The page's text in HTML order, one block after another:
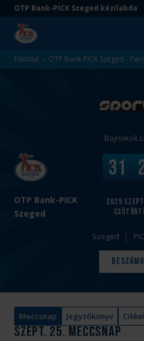
Ugrás
tartalomra
Ugrás
aljára
OTP Bank-PICK Szeged kézilabda
Kezdőlap
Főoldal OTP Bank-PICK Szeged -
Bajnokok
OTP Bank-PICK
Szeged
v
s
.
2025
V
é
e
r
e
d
m
é
n
y
:
31
Szeged
Meccsnap Jegyzőkönyv
szept. 25. Meccsnap